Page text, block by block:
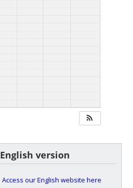
English version
Access our English website here